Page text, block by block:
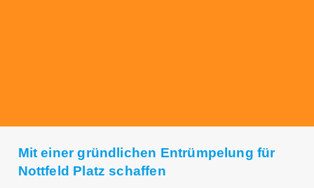
Mit einer gründlichen Entrümpelung für
Nottfeld Platz schaffen